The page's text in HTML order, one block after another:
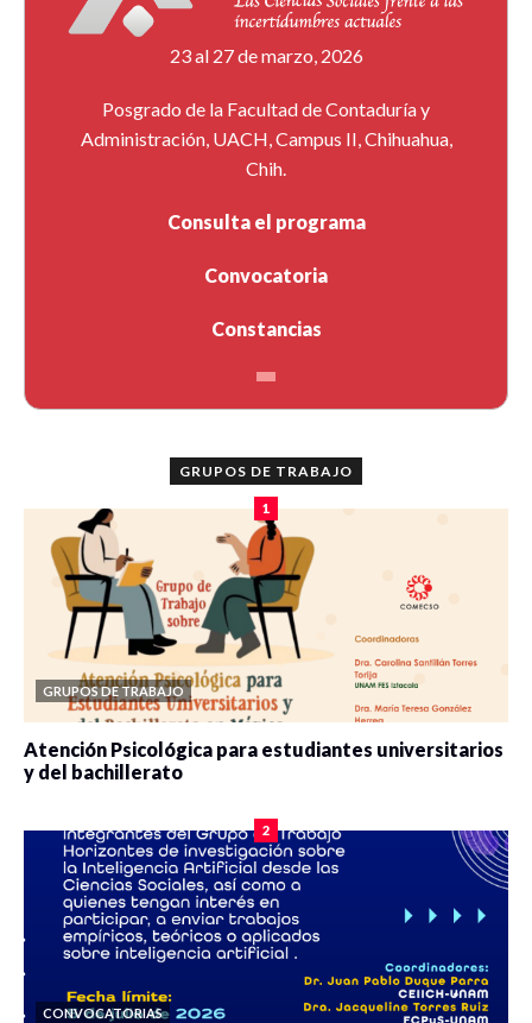
23 al 27 de marzo, 2026
Posgrado de la Facultad de Contaduría y
Administración, UACH, Campus II, Chihuahua,
Chih.
Consulta el programa
Convocatoria
Constancias
GRUPOS DE TRABAJO
1
GRUPOS DE TRABAJO
Atención Psicológica para estudiantes universitarios
y del bachillerato
2
CONVOCATORIAS